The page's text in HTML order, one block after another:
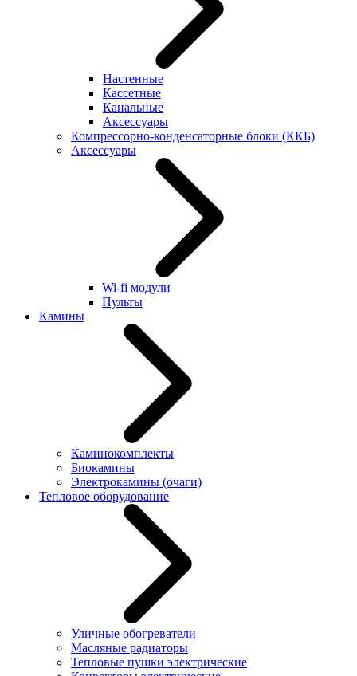
Настенные
Кассетные
Канальные
Аксессуары
Компрессорно-конденсаторные блоки (ККБ)
Аксессуары
Wi-fi модули
Пульты
Камины
Каминокомплекты
Биокамины
Электрокамины (очаги)
Тепловое оборудование
Уличные обогреватели
Масляные радиаторы
Тепловые пушки электрические